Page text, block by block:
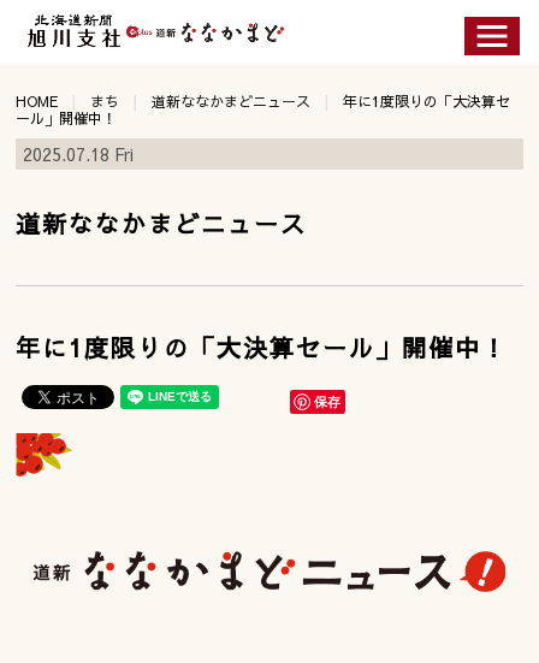
HOME まち 道新ななかまどニュース
年に1度限りの「大決算セ
ール」開催中！
2025.07.18 Fri
道新ななかまどニュース
年に1度限りの「大決算セール」開催中！
保存